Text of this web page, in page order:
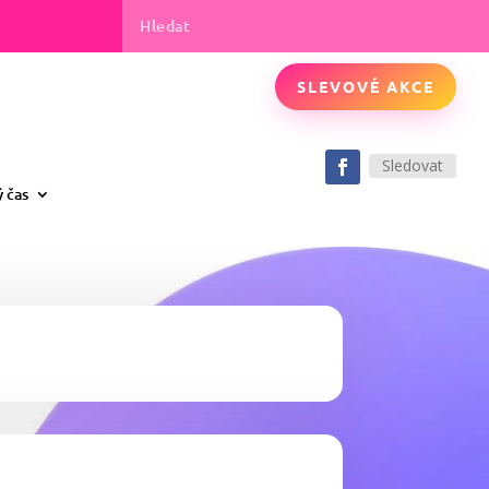
čas
SLEVOVÉ AKCE
Sledovat